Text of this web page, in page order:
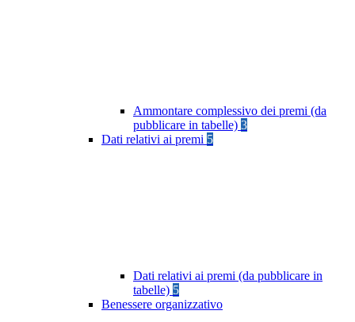
Ammontare complessivo dei premi (da
pubblicare in tabelle) 3
Dati relativi ai premi 5
Dati relativi ai premi (da pubblicare in
tabelle) 5
Benessere organizzativo